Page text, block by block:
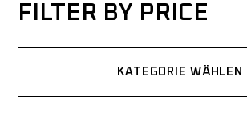
FILTER BY PRICE
KATEGORIE WÄHLEN